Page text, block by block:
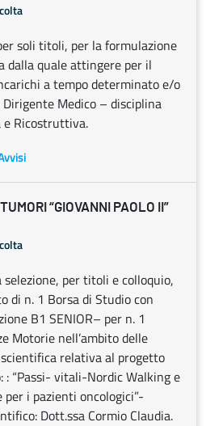
soli titoli, per la formulazione
dalla quale attingere per il
a tempo determinato e/o
Medico – disciplina
e Ricostruttiva.
“GIOVANNI PAOLO II”
per titoli e colloquio,
di n. 1 Borsa di Studio con
B1 SENIOR– per n. 1
Motorie nell’ambito delle
relativa al progetto
“Passi- vitali-Nordic Walking e
per i pazienti oncologici”-
Dott.ssa Cormio Claudia.